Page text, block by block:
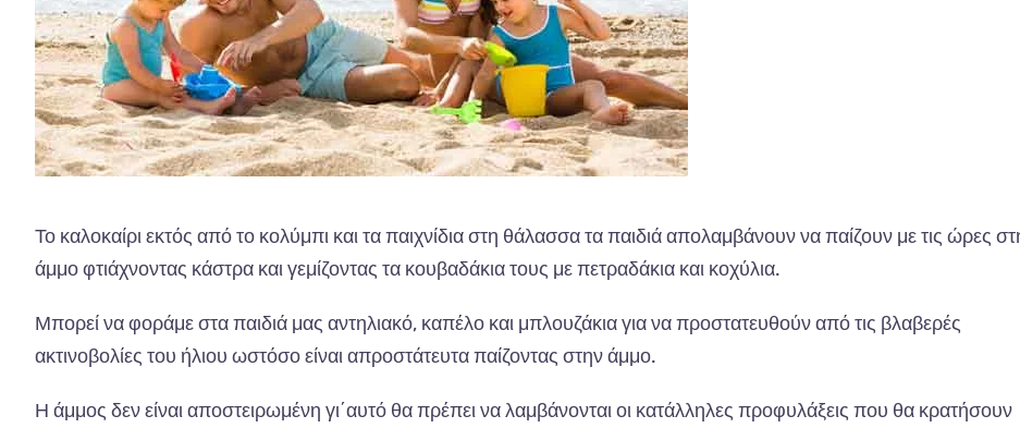
Το καλοκαίρι εκτός από το κολύμπι και τα παιχνίδια στη θάλασσα τα παιδιά απολαμβάνουν να παίζουν με τις ώρες
άμμο φτιάχνοντας κάστρα και γεμίζοντας τα κουβαδάκια τους με πετραδάκια και κοχύλια.
Μπορεί να φοράμε στα παιδιά μας αντηλιακό, καπέλο και μπλουζάκια για να προστατευθούν από τις βλαβερές
ακτινοβολίες του ήλιου ωστόσο είναι απροστάτευτα παίζοντας στην άμμο.
Η άμμος δεν είναι αποστειρωμένη γι΄αυτό θα πρέπει να λαμβάνονται οι κατάλληλες προφυλάξεις που θα κρατήσουν